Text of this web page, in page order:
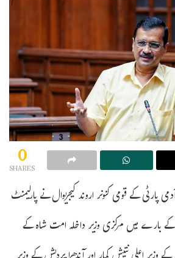
0
SHARES
پارٹی کے قومی کنونر اروند کیجریوال نے پارلیمنٹ
کے بارے میں مرکزی وزیر داخلہ امت شاہ کے